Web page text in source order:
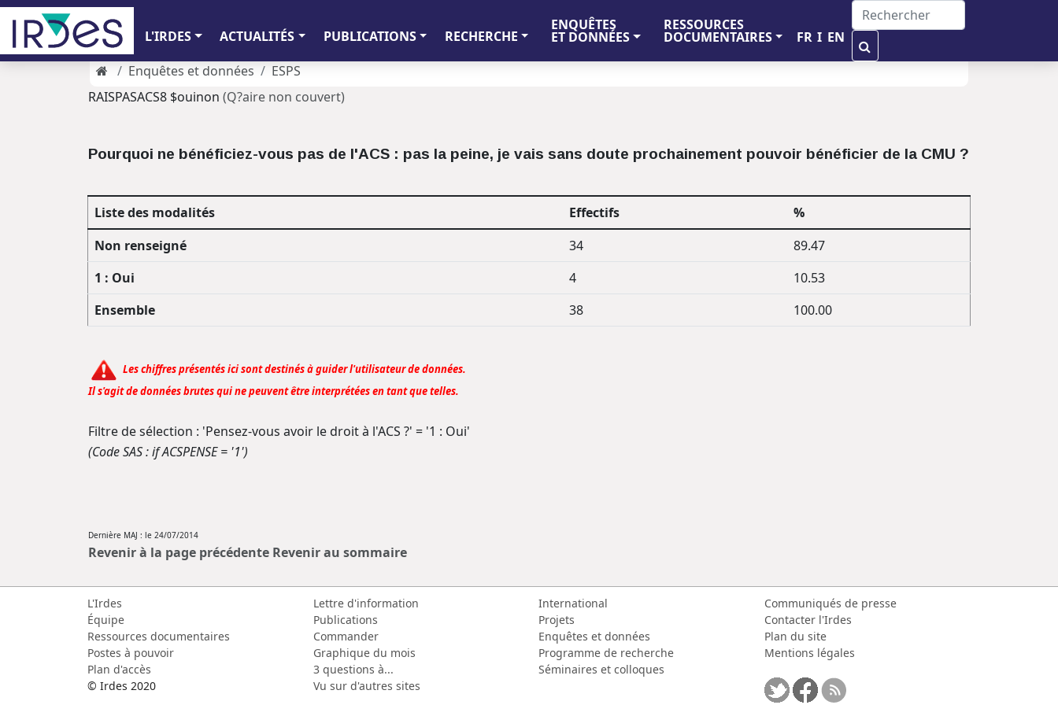
L'IRDES ACTUALITÉS PUBLICATIONS RECHERCHE
ENQUÊTES
ET DONNÉES
RESSOURCES
DOCUMENTAIRES FR I EN
Enquêtes et données
ESPS
RAISPASACS8 $ouinon (Q?aire non couvert)
Pourquoi ne bénéficiez-vous pas de l'ACS : pas la peine, je vais sans doute prochainement pouvoir bénéficier de la CMU ?
Liste des modalités Effectifs
%
Non renseigné
34
89.47
1 : Oui
4
10.53
Ensemble
38 100.00
Les chiffres présentés ici sont destinés à guider l'utilisateur de données.
Il s'agit de données brutes qui ne peuvent être interprétées en tant que telles.
Filtre de sélection : 'Pensez-vous avoir le droit à l'ACS ?' = '1 : Oui'
(Code SAS : if ACSPENSE = '1')
Dernière MAJ : le 24/07/2014
Revenir à la page précédente Revenir au sommaire
L'Irdes
Équipe
Ressources documentaires
Postes à pouvoir
Plan d'accès
© Irdes 2020
Lettre d'information
Publications
Commander
Graphique du mois
3 questions à...
Vu sur d'autres sites
International
Projets
Enquêtes et données
Programme de recherche
Séminaires et colloques
Communiqués de presse
Contacter l'Irdes
Plan du site
Mentions légales